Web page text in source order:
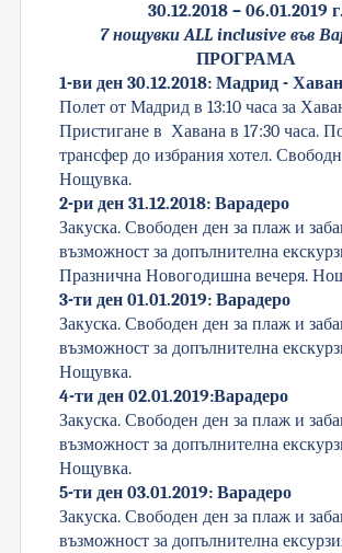
30.12.2018 – 06.01.2019 г.
7нощувкиALL inclusive във
ПРОГРАМА
1-ви ден 30.12.2018: Мадрид -
Полет от Мадрид в 13:10 часа за
Пристигане в Хавана в 17:30 часа.
трансфер до избрания хотел.
Нощувка.
2-ри ден 31.12.2018: Варадеро
Закуска. Свободен ден за плаж и
възможност за допълнителна
Празнична Новогодишна вечеря.
3-ти ден 01.01.2019: Варадеро
Закуска. Свободен ден за плаж и
възможност за допълнителна
Нощувка.
4-ти ден 02.01.2019:Варадеро
Закуска. Свободен ден за плаж и
възможност за допълнителна
Нощувка.
5-ти ден 03.01.2019: Варадеро
Закуска. Свободен ден за плаж и
възможност за допълнителна